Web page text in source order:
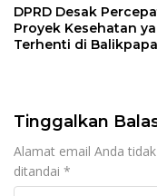
DPRD Desak
Proyek Kesehatan
Terhenti di
Tinggalkan
Alamat email Anda
ditandai *